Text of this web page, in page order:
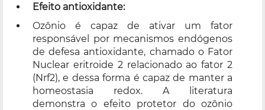
Efeito antioxidante:
Ozônio é capaz de ativar um fator
responsável por mecanismos endógenos
de defesa antioxidante, chamado o Fator
Nuclear eritroide 2 relacionado ao fator 2
(Nrf2), e dessa forma é capaz de manter a
homeostasia redox. A literatura
demonstra o efeito protetor do ozônio